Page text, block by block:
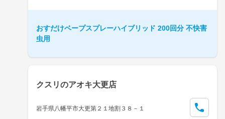
おすだけベープスプレーハイブリッド 200回分 不快害
虫用
クスリのアオキ大更店
岩手県八幡平市大更第２１地割３８－１